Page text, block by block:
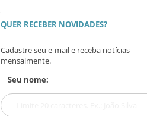
QUER RECEBER NOVIDADES?
Cadastre seu e-mail e receba notícias
mensalmente.
Seu nome: